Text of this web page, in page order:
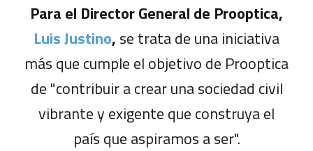
Para el Director General de Prooptica,
Luis Justino, se trata de una iniciativa
más que cumple el objetivo de Prooptica
de "contribuir a crear una sociedad civil
vibrante y exigente que construya el
país que aspiramos a ser".